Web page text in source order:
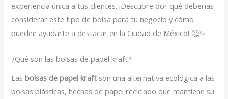
experiencia única a tus clientes. ¡Descubre por qué deberías
considerar este tipo de bolsa para tu negocio y cómo
pueden ayudarte a destacar en la Ciudad de México! 🤔✨
¿Qué son las bolsas de papel kraft?
Lasbolsas de papel kraft son una alternativa ecológica a las
bolsas plásticas, hechas de papel reciclado que mantiene su